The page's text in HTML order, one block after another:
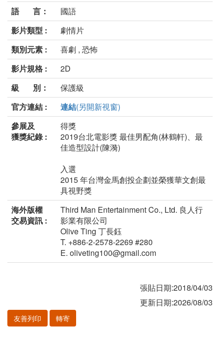
語 言：
國語
影片類型 :
劇情片
類別元素 :
喜劇 , 恐怖
影片規格 :
2D
級 別：
保護級
官方連結 :
連結(另開新視窗)
參展及
獲獎紀錄 :
得獎
2019台北電影獎 最佳男配角(林鶴軒)、最
佳造型設計(陳漪)
入選
2015 年台灣金馬創投企劃並榮獲華文創最
具視野獎
海外版權
交易資訊 :
Third Man Entertainment Co., Ltd. 良人行
影業有限公司
Olive Ting 丁長鈺
T. +886-2-2578-2269 #280
E. oliveting100@gmail.com
張貼日期:2018/04/03
更新日期:2026/08/03
友善列印 轉寄